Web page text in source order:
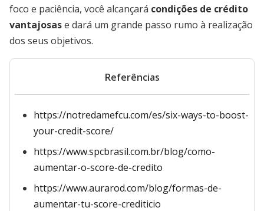
foco e paciência, você alcançará condições de crédito
vantajosase dará um grande passo rumo à realização
dos seus objetivos.
Referências
https://notredamefcu.com/es/six-ways-to-boost-
your-credit-score/
https://www.spcbrasil.com.br/blog/como-
aumentar-o-score-de-credito
https://www.aurarod.com/blog/formas-de-
aumentar-tu-score-crediticio